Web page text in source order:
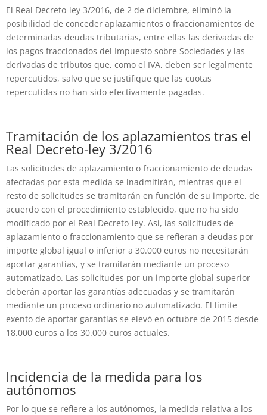
El Real Decreto-ley 3/2016, de 2 de diciembre, eliminó la
posibilidad de conceder aplazamientos o fraccionamientos de
determinadas deudas tributarias, entre ellas las derivadas de
los pagos fraccionados del Impuesto sobre Sociedades y las
derivadas de tributos que, como el IVA, deben ser legalmente
repercutidos, salvo que se justifique que las cuotas
repercutidas no han sido efectivamente pagadas.
Tramitación de los aplazamientos tras el
Real Decreto-ley 3/2016
Las solicitudes de aplazamiento o fraccionamiento de deudas
afectadas por esta medida se inadmitirán, mientras que el
resto de solicitudes se tramitarán en función de su importe, de
acuerdo con el procedimiento establecido, que no ha sido
modificado por el Real Decreto-ley. Así, las solicitudes de
aplazamiento o fraccionamiento que se refieran a deudas por
importe global igual o inferior a 30.000 euros no necesitarán
aportar garantías, y se tramitarán mediante un proceso
automatizado. Las solicitudes por un importe global superior
deberán aportar las garantías adecuadas y se tramitarán
mediante un proceso ordinario no automatizado. El límite
exento de aportar garantías se elevó en octubre de 2015 desde
18.000 euros a los 30.000 euros actuales.
Incidencia de la medida para los
autónomos
Por lo que se refiere a los autónomos, la medida relativa a los